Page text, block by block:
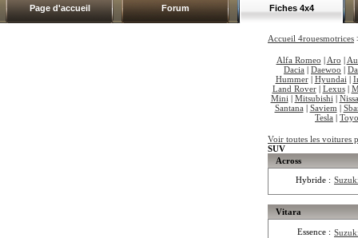
Page d'accueil Forum Fiches 4x4
Accueil 4rouesmotrices
Alfa Romeo | Aro |
Dacia | Daewoo |
Hummer| Hyundai |
Land Rover| Lexus|
Mini | Mitsubishi |
Santana | Saviem |
Tesla |
Voir toutes les voitures
SUV
Across
Hybride :
Vitara
Essence :